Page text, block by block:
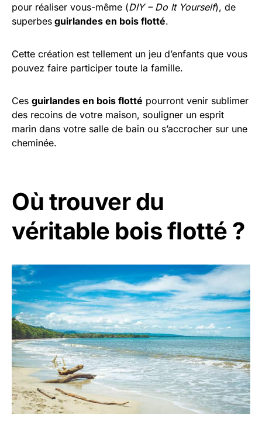
pour réaliser vous-même (DIY – Do It Yourself), de
superbes guirlandes en bois flotté.
Cette création est tellement un jeu d’enfants que vous
pouvez faire participer toute la famille.
Ces guirlandes en bois flotté pourront venir sublimer
des recoins de votre maison, souligner un esprit
marin dans votre salle de bain ou s’accrocher sur une
cheminée.
Où trouver du
véritable bois flotté ?